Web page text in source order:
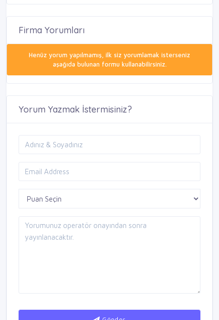
Firma Yorumları
Henüz yorum yapılmamış, ilk siz yorumlamak isterseniz
aşağıda bulunan formu kullanabilirsiniz.
Yorum Yazmak İstermisiniz?